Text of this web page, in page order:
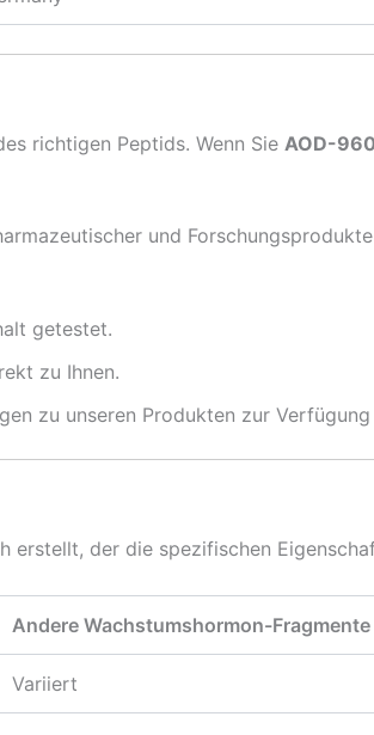
richtigen Peptids. Wenn Sie AOD-
und
getestet.
zu Ihnen.
zu unseren Produkten zur
erstellt, der die spezifischen
Andere Wachstumshormon-Fragmente
Variiert